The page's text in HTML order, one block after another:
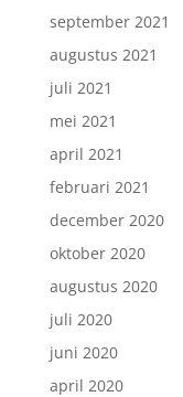
september 2021
augustus 2021
juli 2021
mei 2021
april 2021
februari 2021
december 2020
oktober 2020
augustus 2020
juli 2020
juni 2020
april 2020